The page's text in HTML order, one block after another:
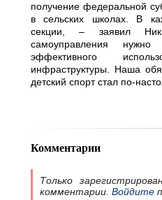
получение федеральной
в сельских школах. В
секции, – заявил
самоуправления нужно
эффективного
инфраструктуры. Наша
детский спорт стал по-
Комментарии
Только
комментарии. Войдите